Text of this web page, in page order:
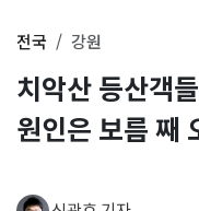
전국 강원
치악산 등산객
원인은 보름 째